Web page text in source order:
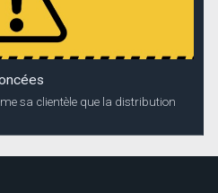
sa clientèle que la distribution